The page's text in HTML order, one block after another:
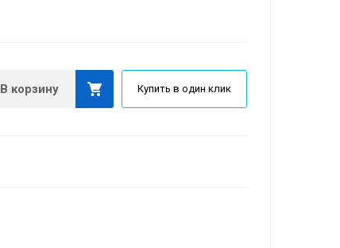
В корзину Купить в один клик